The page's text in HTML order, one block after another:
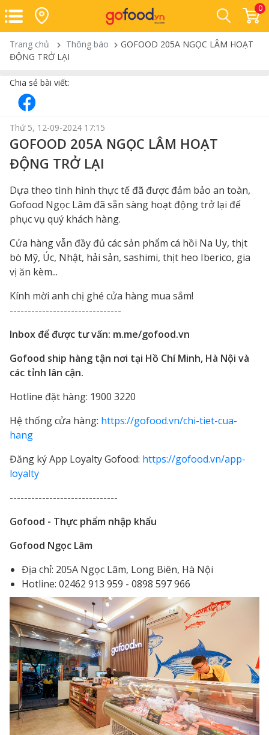
0
Trang chủ Thông báo
GOFOOD 205A NGỌC LÂM HOẠT
ĐỘNG TRỞ LẠI
Chia sẻ bài viết:
Thứ 5, 12-09-2024 17:15
GOFOOD 205A NGỌC LÂM HOẠT
ĐỘNG TRỞ LẠI
Dựa theo tình hình thực tế đã được đảm bảo an toàn,
Gofood Ngọc Lâm đã sẵn sàng hoạt động trở lại để
phục vụ quý khách hàng.
Cửa hàng vẫn đầy đủ các sản phẩm cá hồi Na Uy, thịt
bò Mỹ, Úc, Nhật, hải sản, sashimi, thịt heo Iberico, gia
vị ăn kèm...
Kính mời anh chị ghé cửa hàng mua sắm!
-------------------------------
Inbox để được tư vấn: m.me/gofood.vn
Gofood ship hàng tận nơi tại Hồ Chí Minh, Hà Nội và
các tỉnh lân cận.
Hotline đặt hàng: 1900 3220
Hệ thống cửa hàng: https://gofood.vn/chi-tiet-cua-
hang
Đăng ký App Loyalty Gofood: https://gofood.vn/app-
loyalty
------------------------------
Gofood - Thực phẩm nhập khẩu
Gofood Ngọc Lâm
Địa chỉ: 205A Ngọc Lâm, Long Biên, Hà Nội
Hotline: 02462 913 959 - 0898 597 966